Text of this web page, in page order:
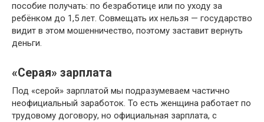
пособие получать: по безработице или по уходу за
ребёнком до 1,5 лет. Совмещать их нельзя — государство
видит в этом мошенничество, поэтому заставит вернуть
деньги.
«Серая» зарплата
Под «серой» зарплатой мы подразумеваем частично
неофициальный заработок. То есть женщина работает по
трудовому договору, но официальная зарплата, с